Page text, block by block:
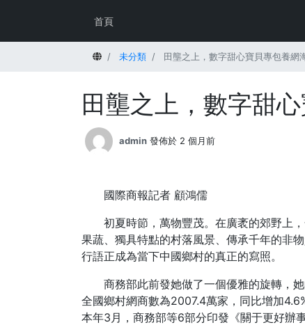
首頁
首頁 未分類 田壟之上，數字甜心寶貝專包養網
田壟之上，數字甜
admin 發佈於 2 個月前
國際商報記者 顧鴻儒
初夏時節，萬物豐茂。在廣袤的郊野上
果蔬、獨具特點的村落風景、傳承千年的非
行語正成為當下中國鄉村的真正的寫照。
商務部此前發她做了一個優雅的旋轉，
全國鄉村網商數為2007.4萬家，同比增加
本年3月，商務部等6部分印發《關于更好辦